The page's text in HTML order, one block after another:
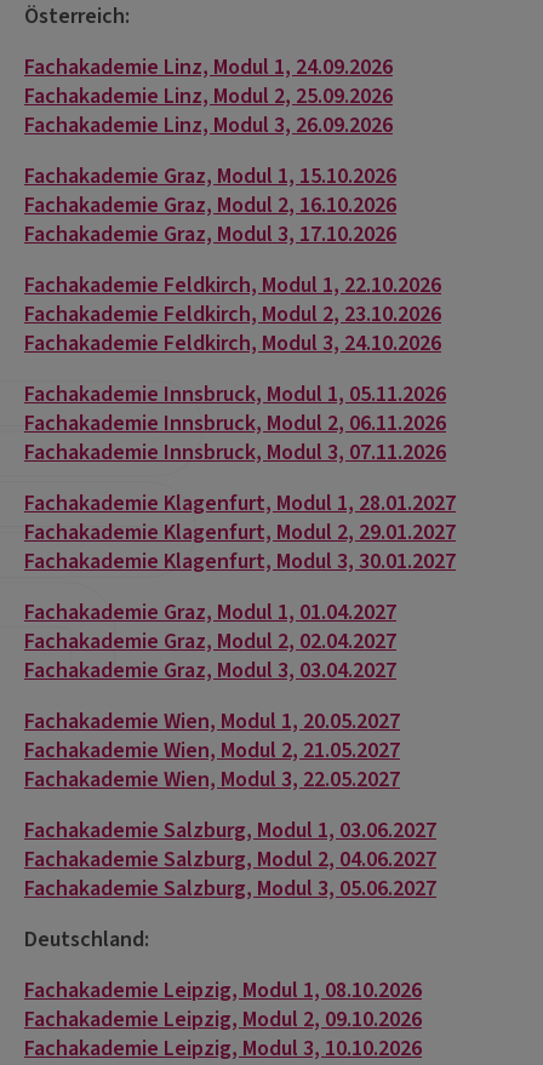
Österreich:
Fachakademie Linz, Modul 1, 24.09.2026
Fachakademie Linz, Modul 2, 25.09.2026
Fachakademie Linz, Modul 3, 26.09.2026
Fachakademie Graz, Modul 1, 15.10.2026
Fachakademie Graz, Modul 2, 16.10.2026
Fachakademie Graz, Modul 3, 17.10.2026
Fachakademie Feldkirch, Modul 1, 22.10.2026
Fachakademie Feldkirch, Modul 2, 23.10.2026
Fachakademie Feldkirch, Modul 3, 24.10.2026
Fachakademie Innsbruck, Modul 1, 05.11.2026
Fachakademie Innsbruck, Modul 2, 06.11.2026
Fachakademie Innsbruck, Modul 3, 07.11.2026
Fachakademie Klagenfurt, Modul 1, 28.01.2027
Fachakademie Klagenfurt, Modul 2, 29.01.2027
Fachakademie Klagenfurt, Modul 3, 30.01.2027
Fachakademie Graz, Modul 1, 01.04.2027
Fachakademie Graz, Modul 2, 02.04.2027
Fachakademie Graz, Modul 3, 03.04.2027
Fachakademie Wien, Modul 1, 20.05.2027
Fachakademie Wien, Modul 2, 21.05.2027
Fachakademie Wien, Modul 3, 22.05.2027
Fachakademie Salzburg, Modul 1, 03.06.2027
Fachakademie Salzburg, Modul 2, 04.06.2027
Fachakademie Salzburg, Modul 3, 05.06.2027
Deutschland:
Fachakademie Leipzig, Modul 1, 08.10.2026
Fachakademie Leipzig, Modul 2, 09.10.2026
Fachakademie Leipzig, Modul 3, 10.10.2026